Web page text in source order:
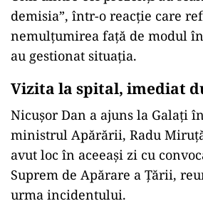
demisia”, într-o reacție care
nemulțumirea față de modul
au gestionat situația.
Vizita la spital, imediat
Nicușor Dan a ajuns la Galați
ministrul Apărării, Radu
avut loc în aceeași zi cu
Suprem de Apărare a Țării,
urma incidentului.